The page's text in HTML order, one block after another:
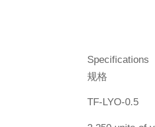
Specifications
规格
TF- LYO-0.5